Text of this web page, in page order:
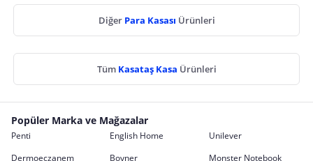
Diğer Para Kasası Ürünleri
Tüm Kasataş Kasa Ürünleri
Popüler Marka ve Mağazalar
Penti English Home
Unilever
Dermoeczanem
Boyner
Monster Notebook